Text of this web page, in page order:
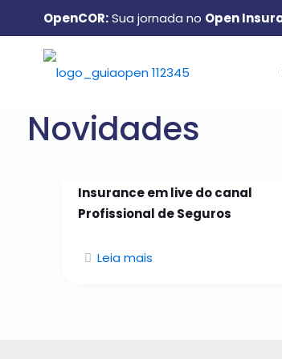
OpenCOR:Sua jornada no Open
Novidades
26 de janeiro de 2026
Insurance em live do canal
Profissional de Seguros
Leia mais